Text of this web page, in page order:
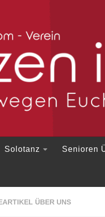
Solotanz Senioren
ÜBER UNS